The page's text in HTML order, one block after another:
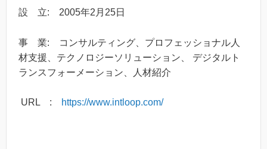
設 立:​ 2005年2月25日
事 業:​ コンサルティング、プロフェッショナル人
材支援、テクノロジーソリューション、 デジタルト
ランスフォーメーション、人材紹介
URL :​ https://www.intloop.com/